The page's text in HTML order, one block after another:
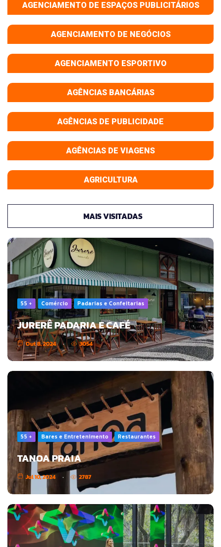
AGENCIAMENTO DE ESPAÇOS PUBLICITÁRIOS
AGENCIAMENTO DE NEGÓCIOS
AGENCIAMENTO ESPORTIVO
AGÊNCIAS BANCÁRIAS
AGÊNCIAS DE PUBLICIDADE
AGÊNCIAS DE VIAGENS
AGRICULTURA
MAIS VISITADAS
55 + Comércio Padarias e Confeitarias
JURERÊ PADARIA E CAFÉ
Out 8, 2024 3054
55 + Bares e Entretenimento Restaurantes
TANOA PRAIA
Jul 10, 2024 2787